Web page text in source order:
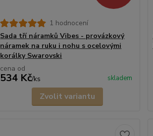
1 hodnocení
Sada tří náramků Vibes - provázkový
náramek na ruku i nohu s ocelovými
korálky Swarovski
cena od
534 Kč/ks skladem
Zvolit variantu